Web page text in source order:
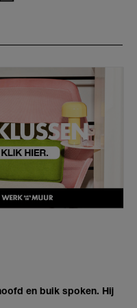
en buik spoken. Hij